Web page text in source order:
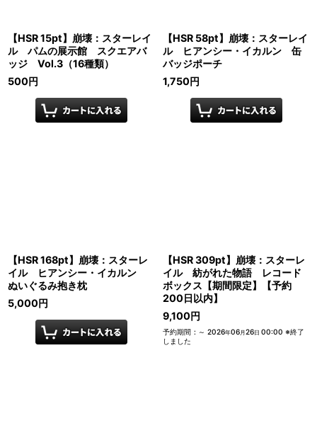
【HSR 15pt】崩壊：スターレイ
ル パムの展示館 スクエアバ
ッジ Vol.3（16種類）
500円
【HSR 58pt】崩壊：スターレイ
ル ヒアンシー・イカルン 缶
バッジポーチ
1,750円
【HSR 168pt】崩壊：スターレ
イル ヒアンシー・イカルン
ぬいぐるみ抱き枕
5,000円
【HSR 309pt】崩壊：スターレ
イル 紡がれた物語 レコード
ボックス【期間限定】【予約
200日以内】
9,100円
予約期間 : ～ 2026年06月26日 00:00 ※終了
しました